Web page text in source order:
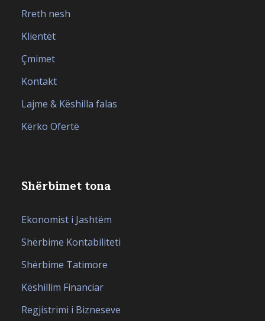
Rreth nesh
Klientët
Çmimet
Kontakt
Lajme & Këshilla falas
Kërko Ofertë
Shërbimet tona
Ekonomist i Jashtëm
Shërbime Kontabiliteti
Shërbime Tatimore
Këshillim Financiar
Regjistrimi i Bizneseve